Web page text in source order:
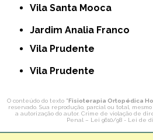
Vila Santa Mooca
Jardim Analia Franco
Vila Prudente
Vila Prudente
O conteúdo do texto "Fisioterapia Ortopédica
reservado. Sua reprodução, parcial ou total,
a autorização do autor. Crime de violação de
Penal – Lei 9610/98 - Lei de